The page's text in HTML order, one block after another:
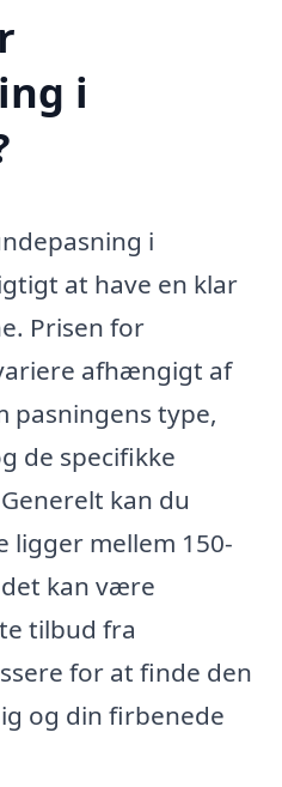
i
i
at have en klar
Prisen for
afhængigt af
pasningens type,
de specifikke
kan du
ligger mellem 150-
det kan være
tilbud fra
for at finde den
og din firbenede